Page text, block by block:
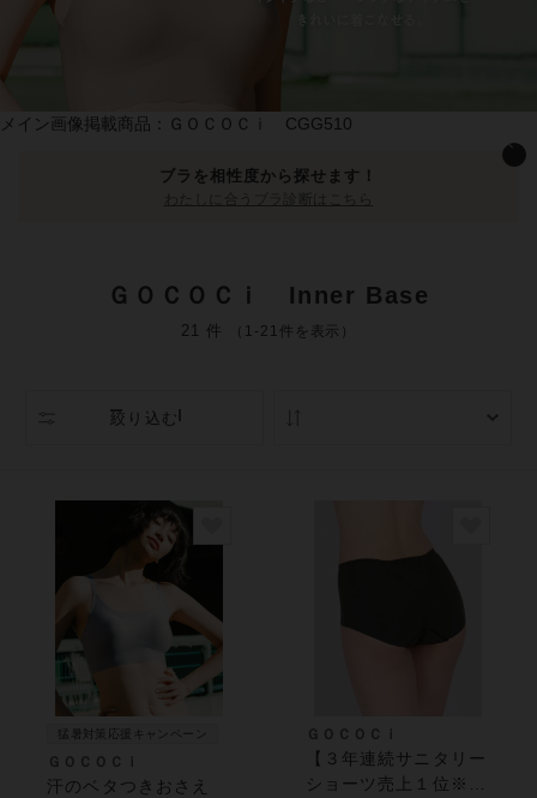
メイン画像掲載商品：ＧＯＣＯＣｉ CGG510
ブラを相性度から探せます！
ＧＯＣＯＣｉ Inner Base
21 件 （1-21件を表示）
絞り込む
猛暑対策応援キャンペーン
ＧＯＣＯＣｉ
汗のベタつきおさえ
ＧＯＣＯＣｉ
【３年連続サニタリー
ショーツ売上１位※】